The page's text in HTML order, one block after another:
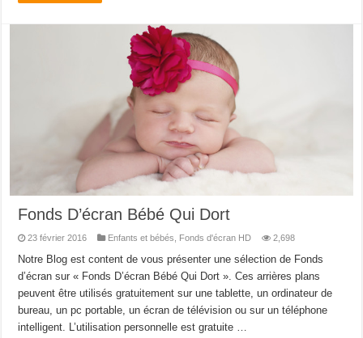
Fonds D’écran Bébé Qui Dort
23 février 2016 Enfants et bébés Fonds d'écran HD 2,698
Notre Blog est content de vous présenter une sélection de Fonds
d’écran sur « Fonds D’écran Bébé Qui Dort ». Ces arrières plans
peuvent être utilisés gratuitement sur une tablette, un ordinateur de
bureau, un pc portable, un écran de télévision ou sur un téléphone
intelligent. L’utilisation personnelle est gratuite …